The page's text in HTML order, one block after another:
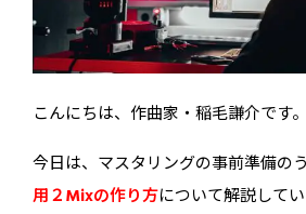
こんにちは、作曲家・稲毛謙介です。
今日は、マスタリングの事前準備のう
用２Mixの作り方について解説してい